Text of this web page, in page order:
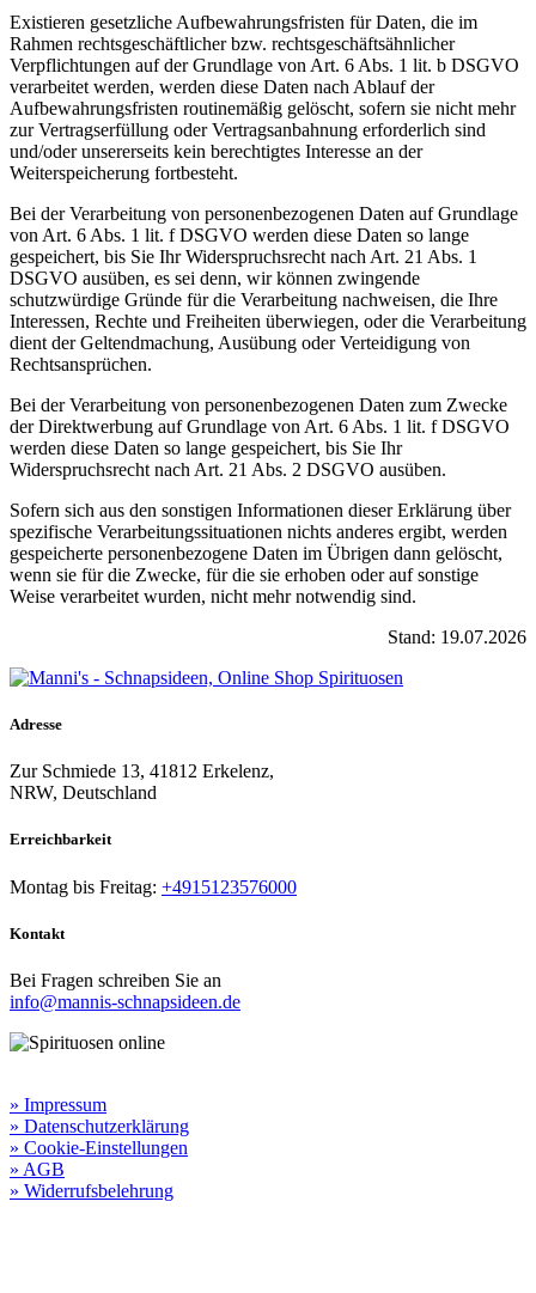
Existieren gesetzliche Aufbewahrungsfristen für Daten, die im
Rahmen rechtsgeschäftlicher bzw. rechtsgeschäftsähnlicher
Verpflichtungen auf der Grundlage von Art. 6 Abs. 1 lit. b DSGVO
verarbeitet werden, werden diese Daten nach Ablauf der
Aufbewahrungsfristen routinemäßig gelöscht, sofern sie nicht mehr
zur Vertragserfüllung oder Vertragsanbahnung erforderlich sind
und/oder unsererseits kein berechtigtes Interesse an der
Weiterspeicherung fortbesteht.
Bei der Verarbeitung von personenbezogenen Daten auf Grundlage
von Art. 6 Abs. 1 lit. f DSGVO werden diese Daten so lange
gespeichert, bis Sie Ihr Widerspruchsrecht nach Art. 21 Abs. 1
DSGVO ausüben, es sei denn, wir können zwingende
schutzwürdige Gründe für die Verarbeitung nachweisen, die Ihre
Interessen, Rechte und Freiheiten überwiegen, oder die Verarbeitung
dient der Geltendmachung, Ausübung oder Verteidigung von
Rechtsansprüchen.
Bei der Verarbeitung von personenbezogenen Daten zum Zwecke
der Direktwerbung auf Grundlage von Art. 6 Abs. 1 lit. f DSGVO
werden diese Daten so lange gespeichert, bis Sie Ihr
Widerspruchsrecht nach Art. 21 Abs. 2 DSGVO ausüben.
Sofern sich aus den sonstigen Informationen dieser Erklärung über
spezifische Verarbeitungssituationen nichts anderes ergibt, werden
gespeicherte personenbezogene Daten im Übrigen dann gelöscht,
wenn sie für die Zwecke, für die sie erhoben oder auf sonstige
Weise verarbeitet wurden, nicht mehr notwendig sind.
Stand: 19.07.2026
Adresse
Zur Schmiede 13, 41812 Erkelenz,
NRW, Deutschland
Erreichbarkeit​
Montag bis Freitag: +4915123576000
Kontakt
Bei Fragen schreiben Sie an
info@mannis-schnapsideen.de
» Impressum
» Datenschutzerklärung
» Cookie-Einstellungen
» AGB
» Widerrufsbelehrung